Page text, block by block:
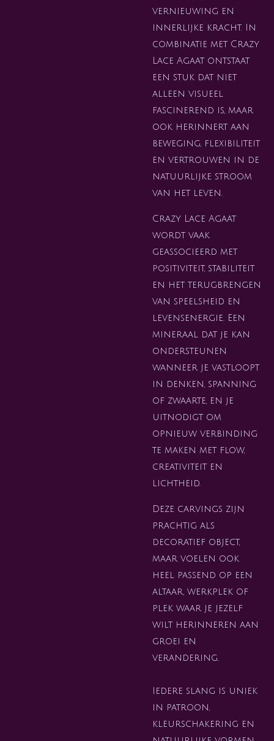
vernieuwing en
innerlijke kracht. In
combinatie met Crazy
Lace Agaat ontstaat
een stuk dat niet
alleen visueel
fascinerend is, maar
ook herinnert aan
beweging, flexibiliteit
en vertrouwen in de
natuurlijke stroom
van het leven.
Crazy Lace Agaat
wordt vaak
geassocieerd met
positiviteit, stabiliteit
en het terugbrengen
van speelsheid en
levensenergie. Een
mineraal dat je kan
ondersteunen
wanneer je vastloopt
in denken, spanning
of zwaarte, en je
uitnodigt om
opnieuw verbinding
te maken met flow,
creativiteit en
lichtheid.
Deze carvings zijn
prachtig als
decoratief object,
maar voelen ook
heel passend op een
altaar, werkplek of
plek waar je jezelf
wilt herinneren aan
groei en
verandering.
Iedere slang is uniek
in patroon,
kleurschakering en